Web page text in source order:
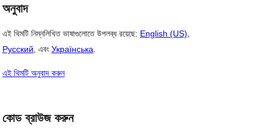
অনুবাদ
এই থিমটি নিম্নলিখিত ভাষাগুলোতে উপলব্ধ রয়েছে: English (US)
Русский , এবং Українська
এই থিমটি অনুবাদ করুন
কোড ব্রাউজ করুন